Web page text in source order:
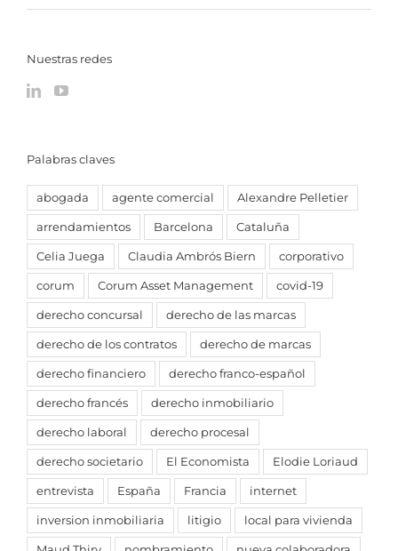
Nuestras redes
Palabras claves
abogada agente comercial Alexandre Pelletier
arrendamientos Barcelona Cataluña
Celia Juega Claudia Ambrós Biern corporativo
corum Corum Asset Management covid-19
derecho concursal derecho de las marcas
derecho de los contratos derecho de marcas
derecho financiero derecho franco-español
derecho francés derecho inmobiliario
derecho laboral derecho procesal
derecho societario El Economista Elodie Loriaud
entrevista España Francia internet
inversion inmobiliaria litigio local para vivienda